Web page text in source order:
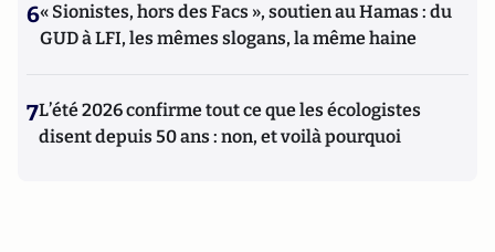
6« Sionistes, hors des Facs », soutien au Hamas : du
GUD à LFI, les mêmes slogans, la même haine
7L’été 2026 confirme tout ce que les écologistes
disent depuis 50 ans : non, et voilà pourquoi